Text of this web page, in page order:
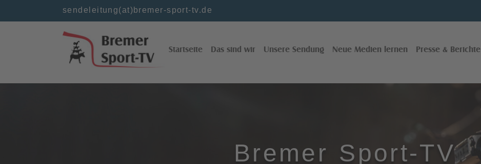
Skip to main content
Skip to page footer
sendeleitung(at)bremer-sport-tv.de
Startseite Das sind wir Unsere Sendung Neue Medien lernen Presse & Berichte
Bremer Sport-TV